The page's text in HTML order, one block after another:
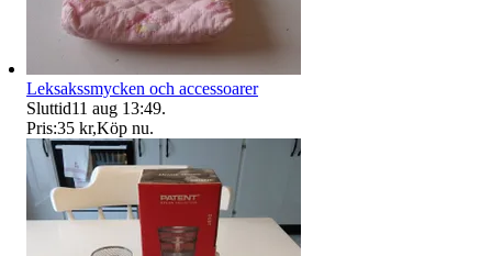
Leksakssmycken och accessoarer
Sluttid11 aug 13:49.
Pris:35 kr,Köp nu.